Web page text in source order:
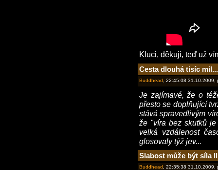
Kluci, děkuji, teď už
Cesta dlouhá tisíc mil...
Buddhead , 22:45:08
Je zajímavé, že o
přesto se doplňující
stává spravedlivým
že "víra bez skutků
velká vzdálenost
glosovaly týž jev...
Slabost může být síla II
Buddhead , 22:35:38